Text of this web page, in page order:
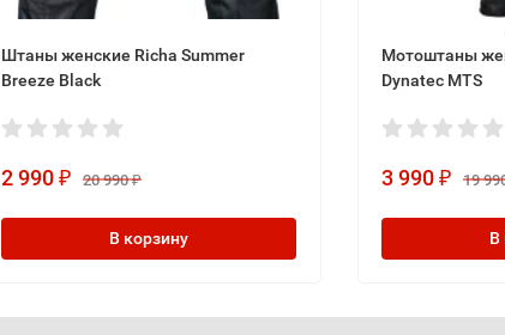
Штаны женские Richa Summer
Breeze Black
2 990 ₽ 20 990 ₽
В корзину
Мотоштаны
Dynatec MTS
3 990 ₽ 19
В